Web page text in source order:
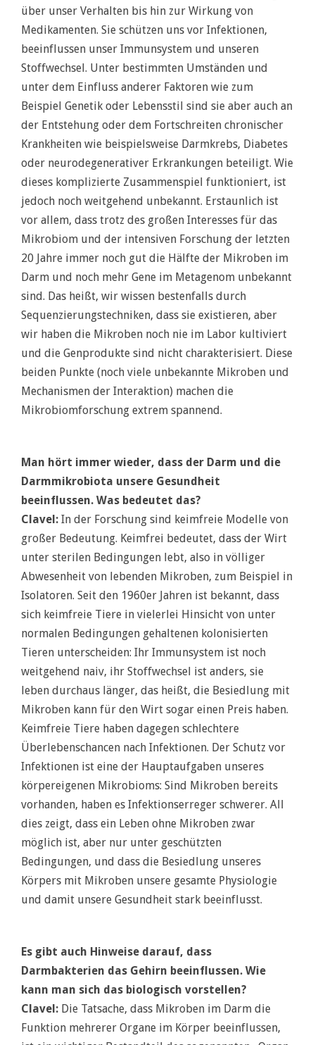
über unser Verhalten bis hin zur Wirkung von
Medikamenten. Sie schützen uns vor Infektionen,
beeinflussen unser Immunsystem und unseren
Stoffwechsel. Unter bestimmten Umständen und
unter dem Einfluss anderer Faktoren wie zum
Beispiel Genetik oder Lebensstil sind sie aber auch an
der Entstehung oder dem Fortschreiten chronischer
Krankheiten wie beispielsweise Darmkrebs, Diabetes
oder neurodegenerativer Erkrankungen beteiligt. Wie
dieses komplizierte Zusammenspiel funktioniert, ist
jedoch noch weitgehend unbekannt. Erstaunlich ist
vor allem, dass trotz des großen Interesses für das
Mikrobiom und der intensiven Forschung der letzten
20 Jahre immer noch gut die Hälfte der Mikroben im
Darm und noch mehr Gene im Metagenom unbekannt
sind. Das heißt, wir wissen bestenfalls durch
Sequenzierungstechniken, dass sie existieren, aber
wir haben die Mikroben noch nie im Labor kultiviert
und die Genprodukte sind nicht charakterisiert. Diese
beiden Punkte (noch viele unbekannte Mikroben und
Mechanismen der Interaktion) machen die
Mikrobiomforschung extrem spannend.
Man hört immer wieder, dass der Darm und die
Darmmikrobiota unsere Gesundheit
beeinflussen. Was bedeutet das?
Clavel: In der Forschung sind keimfreie Modelle von
großer Bedeutung. Keimfrei bedeutet, dass der Wirt
unter sterilen Bedingungen lebt, also in völliger
Abwesenheit von lebenden Mikroben, zum Beispiel in
Isolatoren. Seit den 1960er Jahren ist bekannt, dass
sich keimfreie Tiere in vielerlei Hinsicht von unter
normalen Bedingungen gehaltenen kolonisierten
Tieren unterscheiden: Ihr Immunsystem ist noch
weitgehend naiv, ihr Stoffwechsel ist anders, sie
leben durchaus länger, das heißt, die Besiedlung mit
Mikroben kann für den Wirt sogar einen Preis haben.
Keimfreie Tiere haben dagegen schlechtere
Überlebenschancen nach Infektionen. Der Schutz vor
Infektionen ist eine der Hauptaufgaben unseres
körpereigenen Mikrobioms: Sind Mikroben bereits
vorhanden, haben es Infektionserreger schwerer. All
dies zeigt, dass ein Leben ohne Mikroben zwar
möglich ist, aber nur unter geschützten
Bedingungen, und dass die Besiedlung unseres
Körpers mit Mikroben unsere gesamte Physiologie
und damit unsere Gesundheit stark beeinflusst.
Es gibt auch Hinweise darauf, dass
Darmbakterien das Gehirn beeinflussen. Wie
kann man sich das biologisch vorstellen?
Clavel: Die Tatsache, dass Mikroben im Darm die
Funktion mehrerer Organe im Körper beeinflussen,